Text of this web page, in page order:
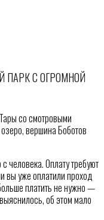
С ОГРОМНОЙ
со смотровыми
вершина Боботов
человека. Оплату требуют
вы уже оплатили проход
платить не нужно —
об этом мало